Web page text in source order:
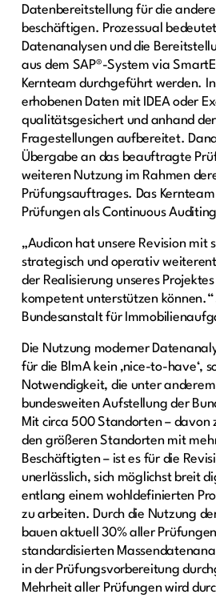
Datenbereitstellung für die
beschäftigen. Prozessual
Datenanalysen und die
aus dem SAP®-System via
Kernteam durchgeführt werden.
erhobenen Daten mit IDEA oder
qualitätsgesichert und anhand
Fragestellungen aufbereitet.
Übergabe an das beauftragte
weiteren Nutzung im Rahmen
Prüfungsauftrages. Das
Prüfungen als Continuous
„Audicon hat unsere Revision mit
strategisch und operativ
der Realisierung unseres
kompetent unterstützen
Bundesanstalt für
Die Nutzung moderner
für die BlmA kein ‚nice-to-have‘,
Notwendigkeit, die unter
bundesweiten Aufstellung der
Mit circa 500 Standorten – davon
den größeren Standorten mit
Beschäftigten – ist es für die
unerlässlich, sich möglichst breit
entlang einem wohldefinierten
zu arbeiten. Durch die Nutzung
bauen aktuell 30% aller
standardisierten
in der Prüfungsvorbereitung
Mehrheit aller Prüfungen wird